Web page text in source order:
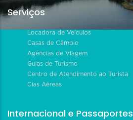
Serviços
Locadora de Veículos
Casas de Câmbio
Agências de Viagem
Guias de Turismo
Centro de Atendimento ao Turista
Cias Aéreas
Internacional e Passaportes